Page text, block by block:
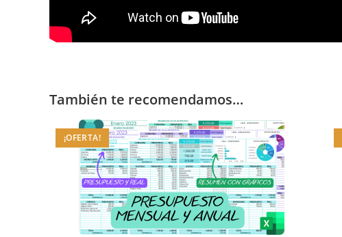
También te recomendamos…
¡OFERTA!